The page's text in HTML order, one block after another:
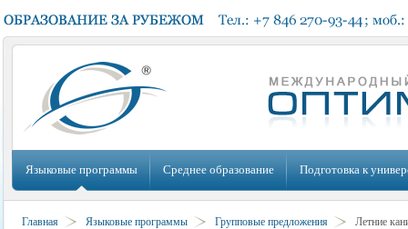
Языковые программы Среднее образование Подготовка к
Главная Языковые программы Групповые предложения Летние